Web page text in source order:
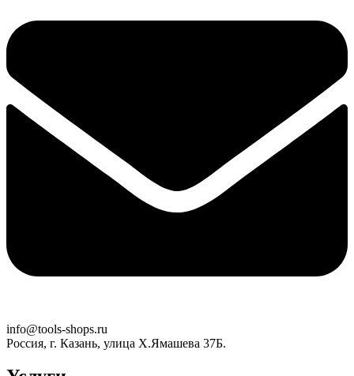
info@tools-shops.ru
Россия, г. Казань, улица Х.Ямашева 37Б.